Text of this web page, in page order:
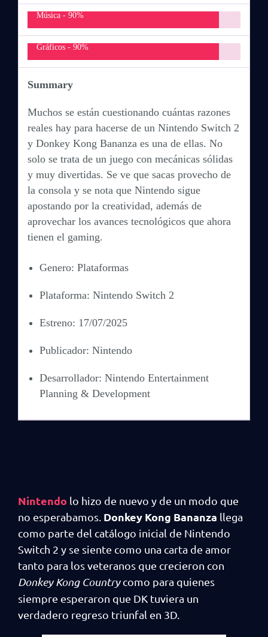
Música - 90%
Gráficos - 90%
Summary
Muchos se están cuestionando cuántas razones
reales hay para hacerse de un Nintendo Switch 2
y Donkey Kong Bananza es una de ellas. No
solo se trata de un juego con mecánicas sólidas
y muy divertidas. Se ve que sacas provecho de
la consola y se nota que Nintendo sigue
apostando por la creatividad, además de
aprovechar los avances tecnológicos que ahora
tienen el gaming.
Genero: Plataformas
Plataforma: Nintendo Switch 2
Estreno: 17/07/2025
Publicador: Nintendo
Desarrollador: Nintendo Entertainment
Planning & Development
Nintendo lo hizo de nuevo y de un modo que
no esperabamos. Donkey Kong Bananza llega
como parte del catálogo inicial de Nintendo
Switch 2 y se siente como una carta de amor
tanto para los veteranos que crecieron con
Donkey Kong Countrycomo para quienes
siempre esperaron que DK tuviera un
verdadero regreso triunfal en 3D.